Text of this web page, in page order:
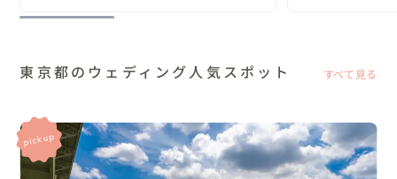
東京都のウェディング人気スポット すべて見る